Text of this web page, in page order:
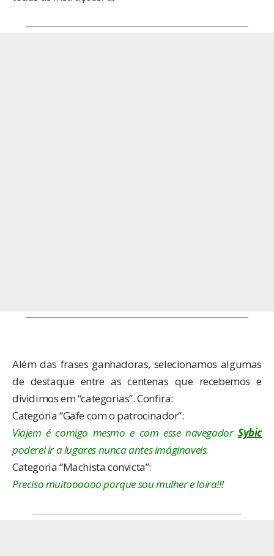
Além das frases ganhadoras, selecionamos algumas
de destaque entre as centenas que recebemos e
dividimos em “categorias”. Confira:
Categoria “Gafe com o patrocinador”:
Viajem é comigo mesmo e com esse navegador Sybic
poderei ir a lugares nunca antes imáginaveis.
Categoria “Machista convicta”:
Preciso muitoooooo porque sou mulher e loira!!!